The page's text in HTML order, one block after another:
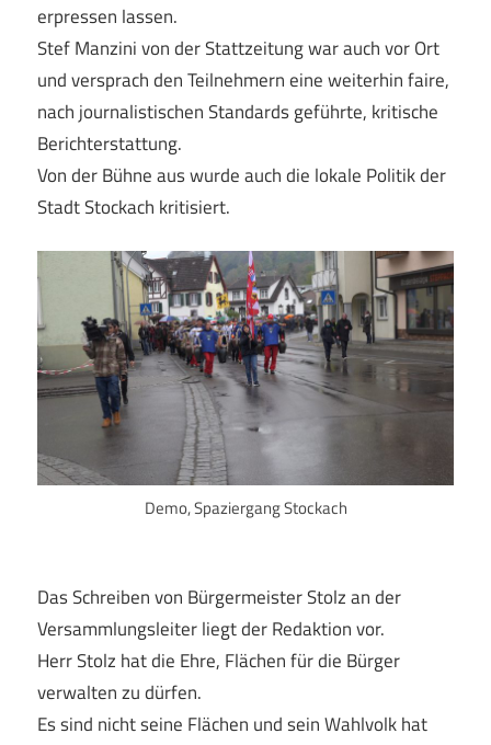
erpressen lassen.
Stef Manzini von der Stattzeitung war auch vor Ort
und versprach den Teilnehmern eine weiterhin faire,
nach journalistischen Standards geführte, kritische
Berichterstattung.
Von der Bühne aus wurde auch die lokale Politik der
Stadt Stockach kritisiert.
Demo, Spaziergang Stockach
Das Schreiben von Bürgermeister Stolz an der
Versammlungsleiter liegt der Redaktion vor.
Herr Stolz hat die Ehre, Flächen für die Bürger
verwalten zu dürfen.
Es sind nicht seine Flächen und sein Wahlvolk hat